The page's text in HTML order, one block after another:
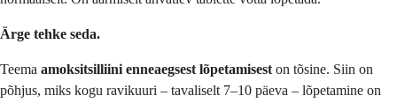
Ärge tehke seda.
Teema amoksitsilliini enneaegsest lõpetamiseston tõsine. Siin on
põhjus, miks kogu ravikuuri – tavaliselt 7–10 päeva – lõpetamine on